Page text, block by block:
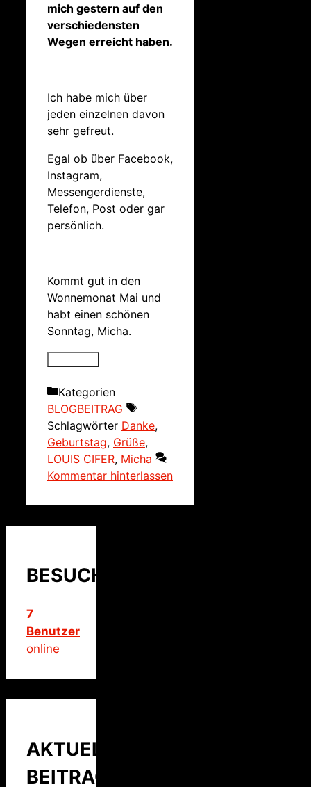
mich gestern auf den
verschiedensten
Wegen erreicht haben.
Ich habe mich über
jeden einzelnen davon
sehr gefreut.
Egal ob über Facebook,
Instagram,
Messengerdienste,
Telefon, Post oder gar
persönlich.
Kommt gut in den
Wonnemonat Mai und
habt einen schönen
Sonntag, Micha.
Kategorien
BLOGBEITRAG
Schlagwörter Danke,
Geburtstag, Grüße,
LOUIS CIFER, Micha
Kommentar hinterlassen
BESUCHER
7
Benutzer
online
AKTUELLER
BEITRAG